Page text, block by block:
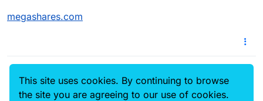
megashares.com
This site uses cookies. By continuing to browse
the site you are agreeing to our use of cookies.